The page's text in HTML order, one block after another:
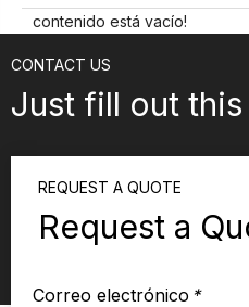
contenido está vacío!
CONTACT US
Just fill out
REQUEST A QUOTE
Request a
*
Correo electrónico